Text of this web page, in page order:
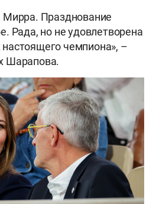
Мирра. Празднование
Рада, но не удовлетворена
чемпиона», –
Шарапова.